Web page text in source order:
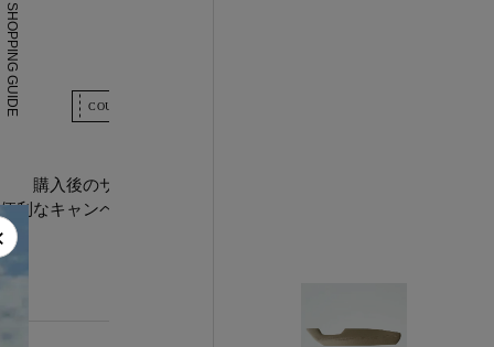
SHOPPING GUIDE
購入後のサポートや
便利なキャンペーンについて